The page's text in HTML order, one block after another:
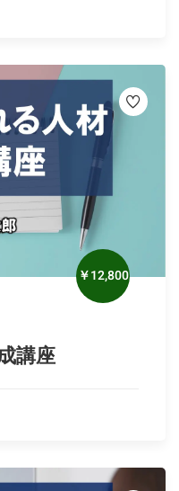
￥12,800
講座